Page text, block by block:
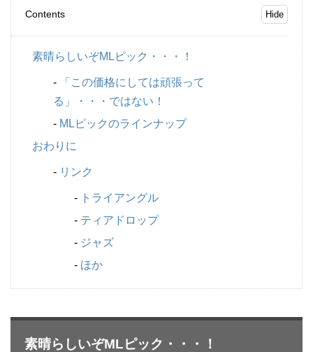
Contents
素晴らしいぞMLピック・・・！
「この価格にしては頑張って
る」・・・ではない！
MLピックのラインナップ
おわりに
リンク
トライアングル
ティアドロップ
ジャズ
ほか
素晴らしいぞMLピック・・・！